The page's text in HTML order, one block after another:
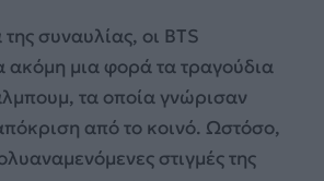
συναυλίας, οι BTS
ακόμη μια φορά τα τραγούδια
τα οποία γνώρισαν
από το κοινό. Ωστόσο,
στιγμές της